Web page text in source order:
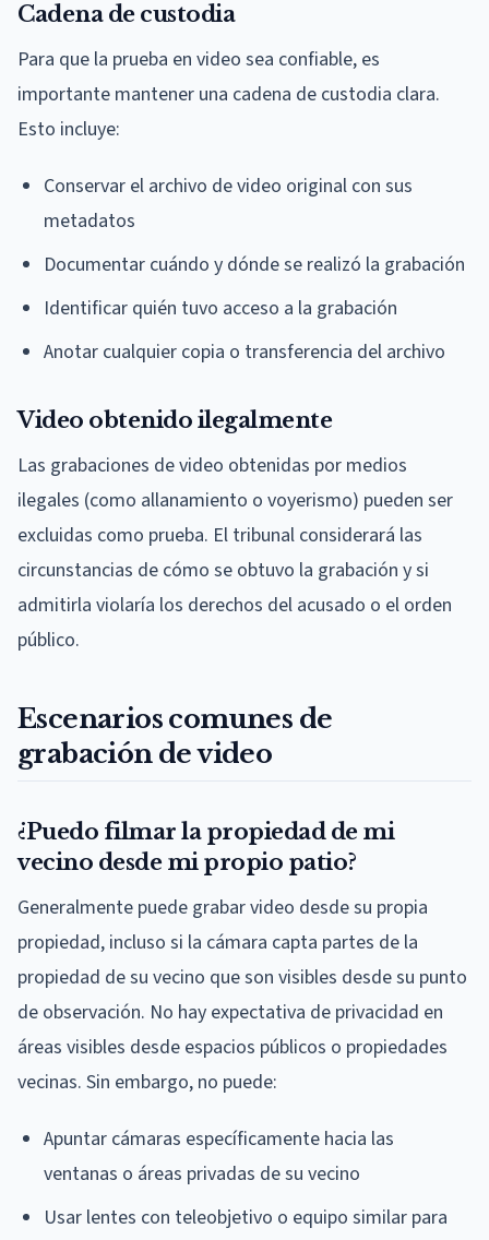
Cadena de custodia
Para que la prueba en video sea confiable, es
importante mantener una cadena de custodia clara.
Esto incluye:
Conservar el archivo de video original con sus
metadatos
Documentar cuándo y dónde se realizó la grabación
Identificar quién tuvo acceso a la grabación
Anotar cualquier copia o transferencia del archivo
Video obtenido ilegalmente
Las grabaciones de video obtenidas por medios
ilegales (como allanamiento o voyerismo) pueden ser
excluidas como prueba. El tribunal considerará las
circunstancias de cómo se obtuvo la grabación y si
admitirla violaría los derechos del acusado o el orden
público.
Escenarios comunes de
grabación de video
¿Puedo filmar la propiedad de mi
vecino desde mi propio patio?
Generalmente puede grabar video desde su propia
propiedad, incluso si la cámara capta partes de la
propiedad de su vecino que son visibles desde su punto
de observación. No hay expectativa de privacidad en
áreas visibles desde espacios públicos o propiedades
vecinas. Sin embargo, no puede:
Apuntar cámaras específicamente hacia las
ventanas o áreas privadas de su vecino
Usar lentes con teleobjetivo o equipo similar para